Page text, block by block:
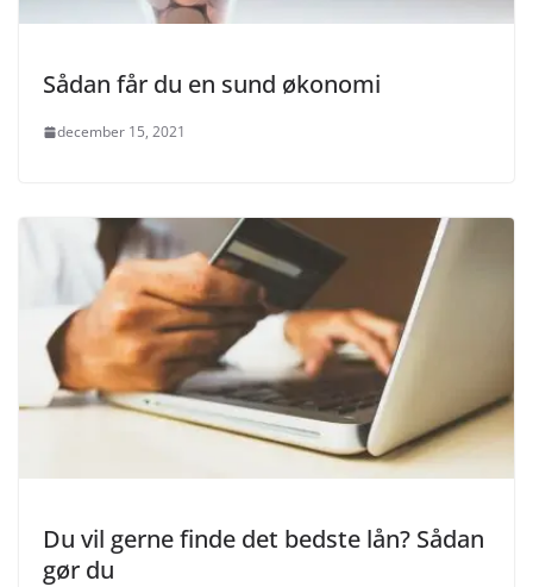
Sådan får du en sund økonomi
december 15, 2021
Du vil gerne finde det bedste lån? Sådan
gør du